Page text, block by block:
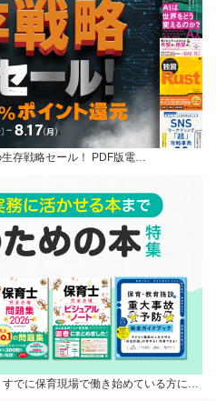
存戦略セール！ PDF版電…
でに保育現場で働き始めている方に…